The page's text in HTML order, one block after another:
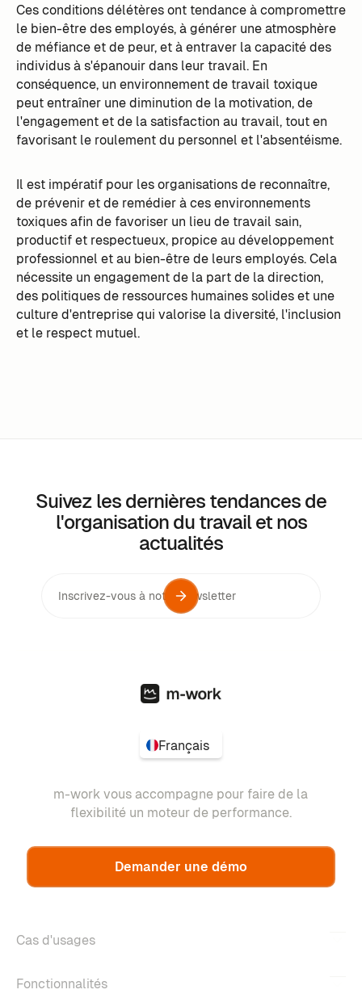
Ces conditions délétères ont tendance à compromettre
le bien-être des employés, à générer une atmosphère
de méfiance et de peur, et à entraver la capacité des
individus à s'épanouir dans leur travail. En
conséquence, un environnement de travail toxique
peut entraîner une diminution de la motivation, de
l'engagement et de la satisfaction au travail, tout en
favorisant le roulement du personnel et l'absentéisme.
Il est impératif pour les organisations de reconnaître,
de prévenir et de remédier à ces environnements
toxiques afin de favoriser un lieu de travail sain,
productif et respectueux, propice au développement
professionnel et au bien-être de leurs employés. Cela
nécessite un engagement de la part de la direction,
des politiques de ressources humaines solides et une
culture d'entreprise qui valorise la diversité, l'inclusion
et le respect mutuel.
Suivez les dernières tendances de
l'organisation du travail et nos
actualités
Français
m-work vous accompagne pour faire de la
flexibilité un moteur de performance.
Demander une démo
Cas d'usages
Fonctionnalités